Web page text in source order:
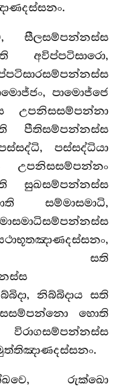
සීලසම්පන්නස්ස
අවිප්පටිසාරො,
පාමොජ්ජෙ
උපනිසසම්පන්නා
පීතිසම්පන්නස්ස
පස්සද්ධියා
උපනිසසම්පන්නං
සුඛසම්පන්නස්ස
සම්මාසමාධි,
සති
නිබ්බිදාය සති
හොති
රුක්ඛො